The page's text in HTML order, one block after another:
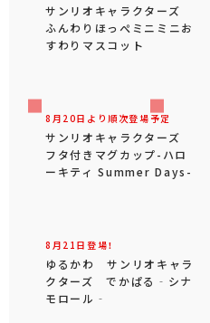
サンリオキャラクターズ
ふんわりほっぺミニミニお
すわりマスコット
8月20日より順次登場予定
サンリオキャラクターズ
フタ付きマグカップ-ハロ
ーキティ Summer Days-
8月21日登場！
ゆるかわ サンリオキャラ
クターズ でかぱる‐シナ
モロール‐